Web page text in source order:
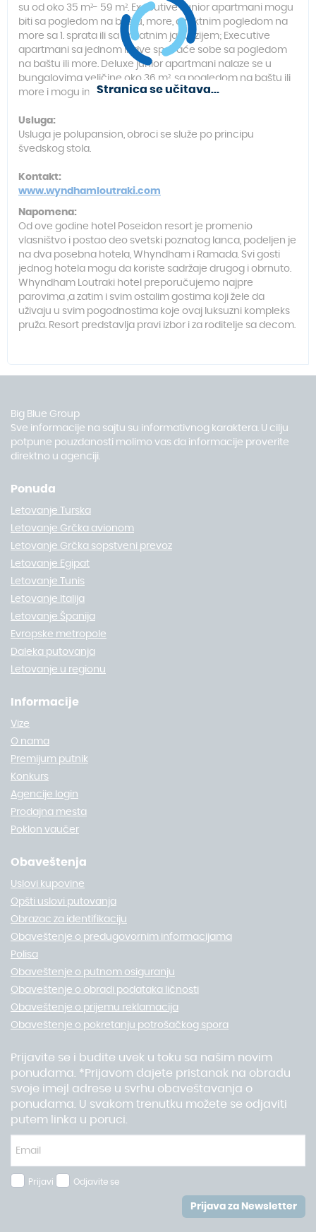
su od oko 35 m²- 59 m². Executive Junior apartmani mogu
biti sa pogledom na baštu, more, direktnim pogledom na
more sa 1. sprata ili sa privatnim jacuzzijem; Executive
apartmani sa jednom ili dve spavaće sobe sa pogledom
na baštu ili more. Deluxe junior apartmani nalaze se u
bungalovima veličine oko 36 m², sa pogledom na baštu ili
more i mogu imati privatan bazen na terasi.
Usluga:
Usluga je polupansion, obroci se služe po principu
švedskog stola.
Kontakt:
www.wyndhamloutraki.com
Napomena:
Od ove godine hotel Poseidon resort je promenio
vlasništvo i postao deo svetski poznatog lanca, podeljen je
na dva posebna hotela, Whyndham i Ramada. Svi gosti
jednog hotela mogu da koriste sadržaje drugog i obrnuto.
Whyndham Loutraki hotel preporučujemo najpre
parovima ,a zatim i svim ostalim gostima koji žele da
uživaju u svim pogodnostima koje ovaj luksuzni kompleks
pruža. Resort predstavlja pravi izbor i za roditelje sa decom.
Big Blue Group
Sve informacije na sajtu su informativnog karaktera. U cilju
potpune pouzdanosti molimo vas da informacije proverite
direktno u agenciji.
Ponuda
Letovanje Turska
Letovanje Grčka avionom
Letovanje Grčka sopstveni prevoz
Letovanje Egipat
Letovanje Tunis
Letovanje Italija
Letovanje Španija
Evropske metropole
Daleka putovanja
Letovanje u regionu
Informacije
Vize
O nama
Premijum putnik
Konkurs
Agencije login
Prodajna mesta
Poklon vaučer
Obaveštenja
Uslovi kupovine
Opšti uslovi putovanja
Obrazac za identifikaciju
Obaveštenje o predugovornim informacijama
Polisa
Obaveštenje o putnom osiguranju
Obaveštenje o obradi podataka ličnosti
Obaveštenje o prijemu reklamacija
Obaveštenje o pokretanju potrošačkog spora
Prijavite se i budite uvek u toku sa našim novim
ponudama. *Prijavom dajete pristanak na obradu
svoje imejl adrese u svrhu obaveštavanja o
ponudama. U svakom trenutku možete se odjaviti
putem linka u poruci.
Prijavi Odjavite se
Prijava za Newsletter
Stranica se učitava...